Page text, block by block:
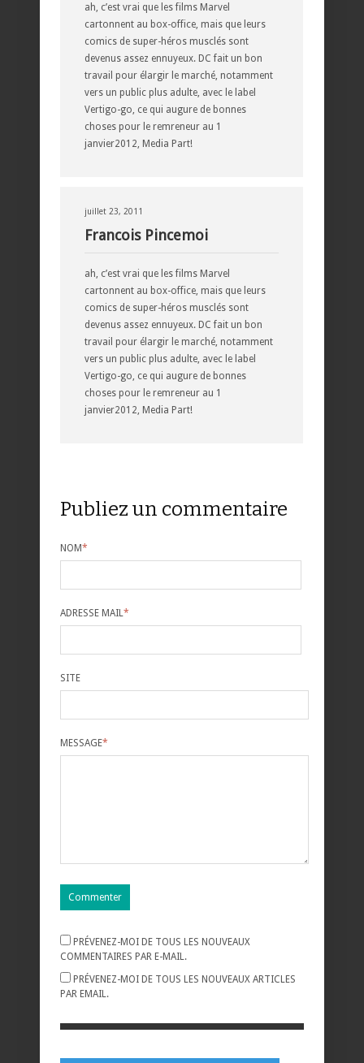
ah, c’est vrai que les films Marvel
cartonnent au box-office, mais que leurs
comics de super-héros musclés sont
devenus assez ennuyeux. DC fait un bon
travail pour élargir le marché, notamment
vers un public plus adulte, avec le label
Vertigo-go, ce qui augure de bonnes
choses pour le remreneur au 1
janvier2012, Media Part!
juillet 23, 2011
Francois Pincemoi
ah, c’est vrai que les films Marvel
cartonnent au box-office, mais que leurs
comics de super-héros musclés sont
devenus assez ennuyeux. DC fait un bon
travail pour élargir le marché, notamment
vers un public plus adulte, avec le label
Vertigo-go, ce qui augure de bonnes
choses pour le remreneur au 1
janvier2012, Media Part!
Publiez un commentaire
NOM*
ADRESSE MAIL*
SITE
MESSAGE*
PRÉVENEZ-MOI DE TOUS LES NOUVEAUX
COMMENTAIRES PAR E-MAIL.
PRÉVENEZ-MOI DE TOUS LES NOUVEAUX ARTICLES
PAR EMAIL.